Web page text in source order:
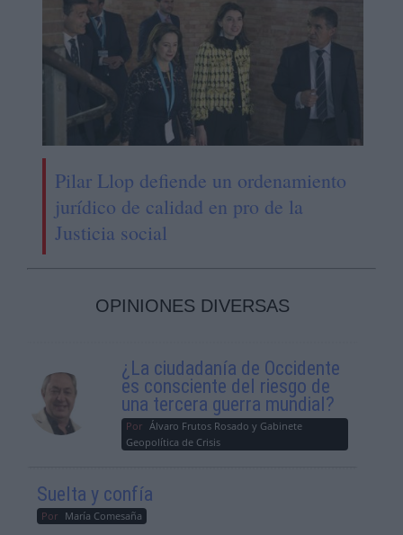
Pilar Llop defiende un ordenamiento
jurídico de calidad en pro de la
Justicia social
OPINIONES DIVERSAS
¿La ciudadanía de Occidente
es consciente del riesgo de
una tercera guerra mundial?
Por Álvaro Frutos Rosado y Gabinete
Geopolítica de Crisis
Suelta y confía
Por María Comesaña